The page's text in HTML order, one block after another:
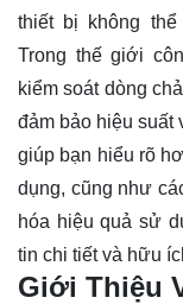
thiết bị không
Trong thế giới
kiểm soát dòng
đảm bảo hiệu suất
giúp bạn hiểu rõ
dụng, cũng như
hóa hiệu quả sử
tin chi tiết và hữu
Giới Thiệu